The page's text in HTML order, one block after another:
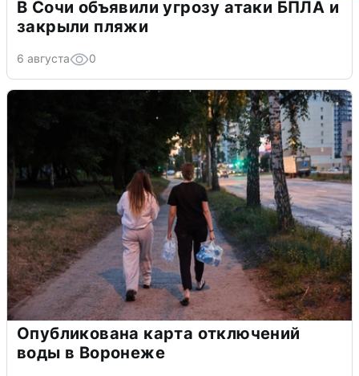
В Сочи объявили угрозу атаки БПЛА и
закрыли пляжи
6 августа 0
Опубликована карта отключений
воды в Воронеже